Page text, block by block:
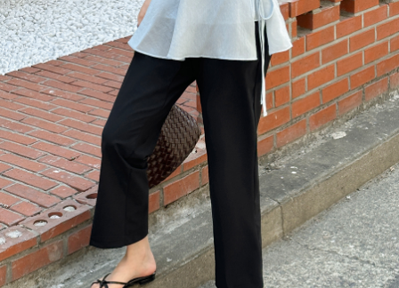
인플루언서 pick!
신상 5%
베스트
MADE
세트할인 ~30%
하객룩
살안타템
익스클루시브
블라우스
팬츠